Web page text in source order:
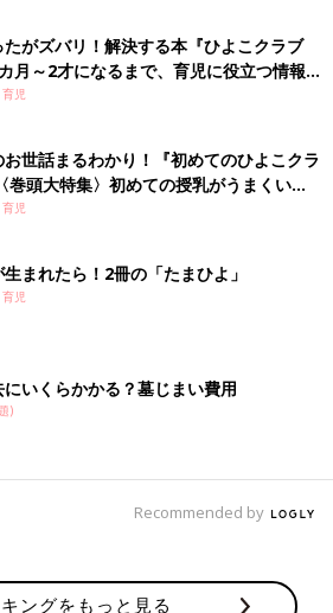
がズバリ！解決する本『ひよこクラブ
～2才になるまで、育児に役立つ情報が
児
世話まるわかり！『初めてのひよこクラ
巻頭大特集〉初めての授乳がうまくい
い・ミルクの基本と夏のトラブル 解決テ
児
まれたら！2冊の「たまひよ」
児
いくらかかる？墓じまい費用
)
Recommended by
ングをもっと見る